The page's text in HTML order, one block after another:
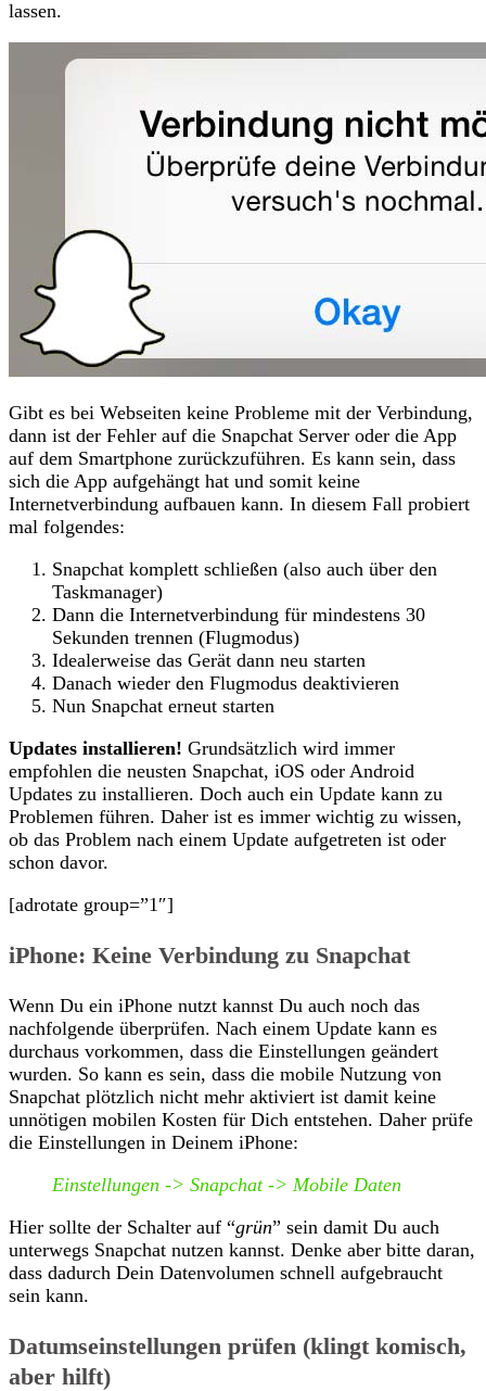
lassen.
Gibt es bei Webseiten keine Probleme mit der Verbindung,
dann ist der Fehler auf die Snapchat Server oder die App
auf dem Smartphone zurückzuführen. Es kann sein, dass
sich die App aufgehängt hat und somit keine
Internetverbindung aufbauen kann. In diesem Fall probiert
mal folgendes:
Snapchat komplett schließen (also auch über den
Taskmanager)
Dann die Internetverbindung für mindestens 30
Sekunden trennen (Flugmodus)
Idealerweise das Gerät dann neu starten
Danach wieder den Flugmodus deaktivieren
Nun Snapchat erneut starten
Updates installieren! Grundsätzlich wird immer
empfohlen die neusten Snapchat, iOS oder Android
Updates zu installieren. Doch auch ein Update kann zu
Problemen führen. Daher ist es immer wichtig zu wissen,
ob das Problem nach einem Update aufgetreten ist oder
schon davor.
[adrotate group=”1″]
iPhone: Keine Verbindung zu Snapchat
Wenn Du ein iPhone nutzt kannst Du auch noch das
nachfolgende überprüfen. Nach einem Update kann es
durchaus vorkommen, dass die Einstellungen geändert
wurden. So kann es sein, dass die mobile Nutzung von
Snapchat plötzlich nicht mehr aktiviert ist damit keine
unnötigen mobilen Kosten für Dich entstehen. Daher prüfe
die Einstellungen in Deinem iPhone:
Einstellungen -> Snapchat -> Mobile Daten
Hier sollte der Schalter auf “grün” sein damit Du auch
unterwegs Snapchat nutzen kannst. Denke aber bitte daran,
dass dadurch Dein Datenvolumen schnell aufgebraucht
sein kann.
Datumseinstellungen prüfen (klingt komisch,
aber hilft)